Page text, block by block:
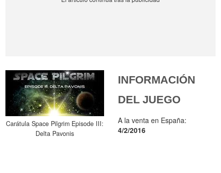
Carátula Space Pilgrim Episode III:
Delta Pavonis
INFORMACIÓN
DEL JUEGO
A la venta en España:
4/2/2016